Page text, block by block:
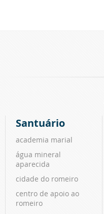
Santuário
academia marial
água mineral
aparecida
cidade do romeiro
centro de apoio ao
romeiro